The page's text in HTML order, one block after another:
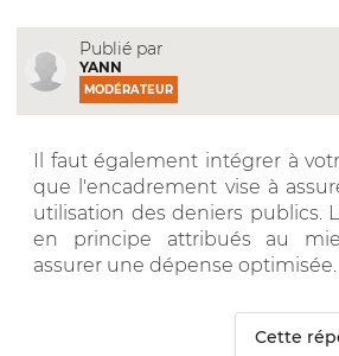
Publié par
YANN
MODÉRATEUR
Il faut également intégrer à
que l'encadrement vise à
utilisation des deniers publics.
en principe attribués au
assurer une dépense optimisée.
Cette